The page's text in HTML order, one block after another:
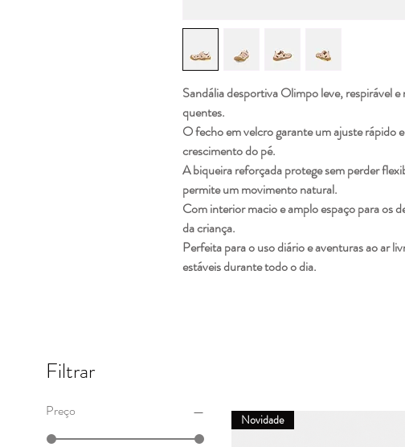
Sandália desportiva Olimpo leve, respirável
quentes.
O fecho em velcro garante um ajuste rápido
crescimento do pé.
A biqueira reforçada protege sem perder
permite um movimento natural.
Com interior macio e amplo espaço para os
da criança.
Perfeita para o uso diário e aventuras ao ar
estáveis durante todo o dia.
Filtrar
Preço Novidade